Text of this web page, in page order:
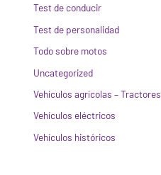
Test de conducir
Test de personalidad
Todo sobre motos
Uncategorized
Vehículos agrícolas – Tractores
Vehículos eléctricos
Vehículos históricos